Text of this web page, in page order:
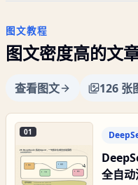
图文教程
图文密度高的文
查看图文 126 张
01
全自